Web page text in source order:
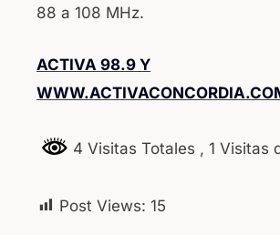
88 a 108 MHz.
ACTIVA 98.9 Y
4 Visitas Totales , 1 Visitas
Post Views: 15